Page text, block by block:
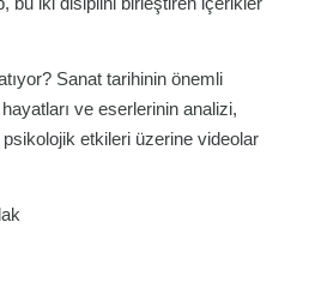
Sanat tarihinin önemli
ve eserlerinin analizi,
etkileri üzerine videolar